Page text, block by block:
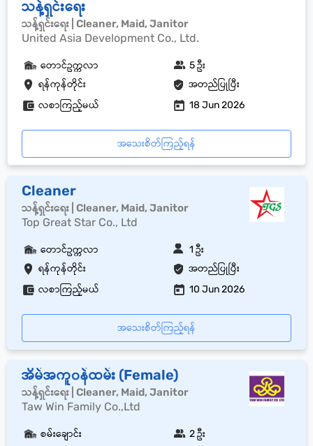
သန့်ရှင်းရေး
သန့်ရှင်းရေး | Cleaner, Maid, Janitor
United Asia Development Co., Ltd.
ရန်ကုန်တိုင်း အတည်ပြုပြီး
တောင်ဥက္ကလာ 5 ဦး
လစာကြည့်မယ် 18 Jun 2026
အသေးစိတ်ကြည့်ရန်
Cleaner
သန့်ရှင်းရေး | Cleaner, Maid, Janitor
Top Great Star Co., Ltd
ရန်ကုန်တိုင်း အတည်ပြုပြီး
တောင်ဥက္ကလာ 1 ဦး
လစာကြည့်မယ် 10 Jun 2026
အသေးစိတ်ကြည့်ရန်
အိမ်အကူ၀န်ထမ်း (Female)
သန့်ရှင်းရေး | Cleaner, Maid, Janitor
Taw Win Family Co.,Ltd
စမ်းချောင်း 2 ဦး